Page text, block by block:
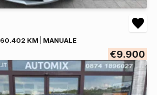
60.402 KM
MANUALE
€9.900